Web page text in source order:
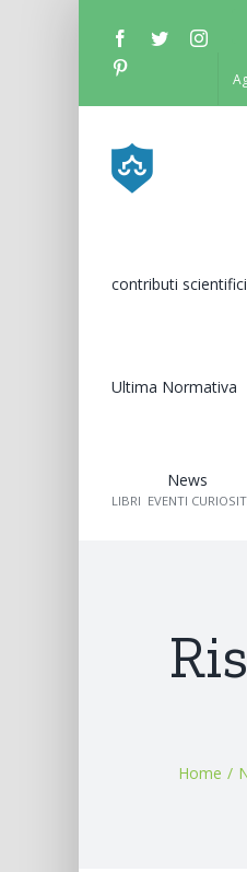
Facebook
Twitter
contributi scientifici
Ultima Normativa
News
LIBRI EVENTI
Home /